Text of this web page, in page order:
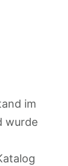
im
wurde